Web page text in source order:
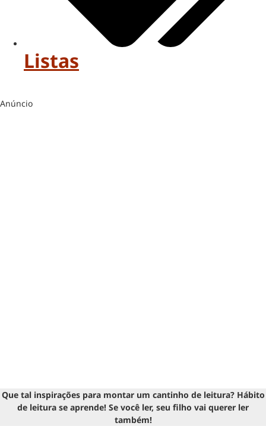
Listas
Anúncio
Que tal inspirações para montar um cantinho de leitura? Hábito
de leitura se aprende! Se você ler, seu filho vai querer ler
também!